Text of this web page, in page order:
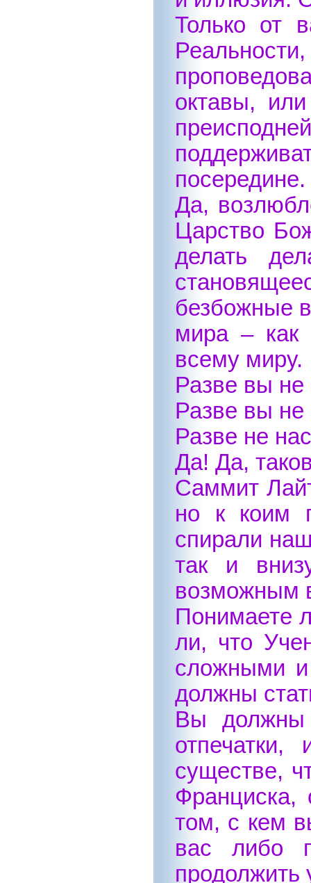
Только от
октавы,
посередине.
Да,
Царство
делать
безбожные
мира – как
всему миру.
Разве вы
Разве вы
Разве не
Да! Да,
Саммит
но к коим
спирали
так и
возможным
Понимаете
ли, что
сложными
должны
Вы должны
существе,
Франциска,
том, с кем
вас либо
продолжить